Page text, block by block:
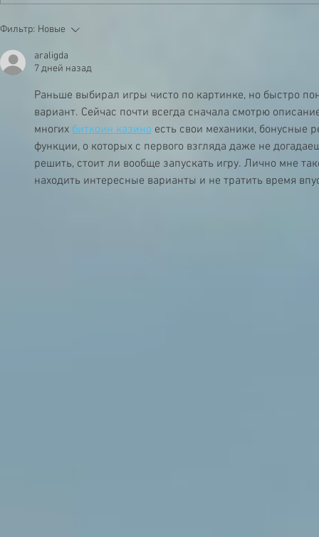
Фильтр: Новые
araligda
7 дней назад
Раньше выбирал игры чисто по картинке, но быстро
вариант. Сейчас почти всегда сначала смотрю
многих биткоин казино есть свои механики,
функции, о которых с первого взгляда даже не
решить, стоит ли вообще запускать игру. Лично мне
находить интересные варианты и не тратить время